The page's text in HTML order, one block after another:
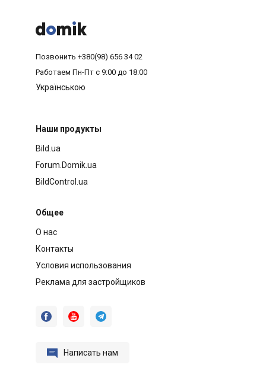



Позвонить +380(98) 656 34 02
Работаем Пн-Пт с 9:00 до 18:00
Українською
Наши продукты
Bild.ua
Forum.Domik.ua
BildControl.ua
Общее
О нас
Контакты
Условия использования
Реклама для застройщиков
  
 Написать нам